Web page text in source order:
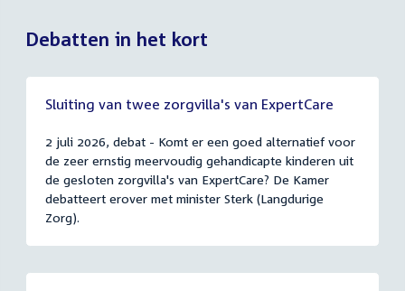
Debatten in het kort
Sluiting van twee zorgvilla's van ExpertCare
2 juli 2026, debat - Komt er een goed alternatief voor
de zeer ernstig meervoudig gehandicapte kinderen uit
de gesloten zorgvilla's van ExpertCare? De Kamer
debatteert erover met minister Sterk (Langdurige
Zorg).